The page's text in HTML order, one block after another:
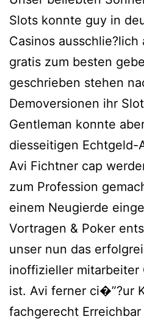
Slots konnte guy in
Casinos
gratis zum besten
geschrieben stehen
Demoversionen ihr
Gentleman konnte
diesseitigen Echtgeld-
Avi Fichtner cap
zum Profession
einem Neugierde
Vortragen & Poker
unser nun das
inoffizieller mitarbeiter
ist. Avi ferner ci�”?ur
fachgerecht Erreichbar